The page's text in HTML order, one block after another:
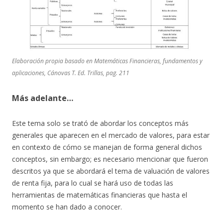
Elaboración propia basado en Matemáticas Financieras, fundamentos y
aplicaciones, Cánovas T. Ed. Trillas, pag. 211
Más adelante…
Este tema solo se trató de abordar los conceptos más
generales que aparecen en el mercado de valores, para estar
en contexto de cómo se manejan de forma general dichos
conceptos, sin embargo; es necesario mencionar que fueron
descritos ya que se abordará el tema de valuación de valores
de renta fija, para lo cual se hará uso de todas las
herramientas de matemáticas financieras que hasta el
momento se han dado a conocer.